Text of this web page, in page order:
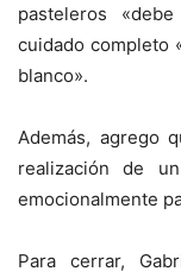
pasteleros
cuidado completo
blanco».
Además, agrego
realización de
emocionalmente
Para cerrar,